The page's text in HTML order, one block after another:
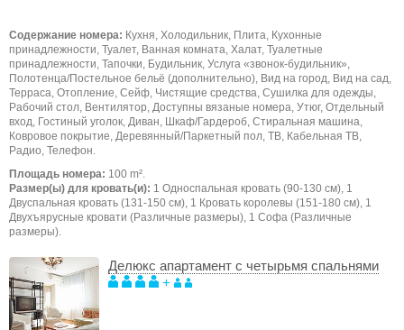
Содержание номера: Кухня, Холодильник, Плита, Кухонные
принадлежности, Туалет, Ванная комната, Халат, Туалетные
принадлежности, Тапочки, Будильник, Услуга «звонок-будильник»,
Полотенца/Постельное бельё (дополнительно), Вид на город, Вид на сад,
Терраса, Отопление, Сейф, Чистящие средства, Сушилка для одежды,
Рабочий стол, Вентилятор, Доступны вязаные номера, Утюг, Отдельный
вход, Гостиный уголок, Диван, Шкаф/Гардероб, Стиральная машина,
Ковровое покрытие, Деревянный/Паркетный пол, ТB, Кабельная ТВ,
Радио, Телефон.
Площадь номера: 100 m².
Размер(ы) для кровать(и): 1 Односпальная кровать (90-130 см), 1
Двуспальная кровать (131-150 см), 1 Кровать королевы (151-180 см), 1
Двухъярусные кровати (Различные размеры), 1 Софа (Различные
размеры).
Делюкс апартамент с четырьмя спальнями
+